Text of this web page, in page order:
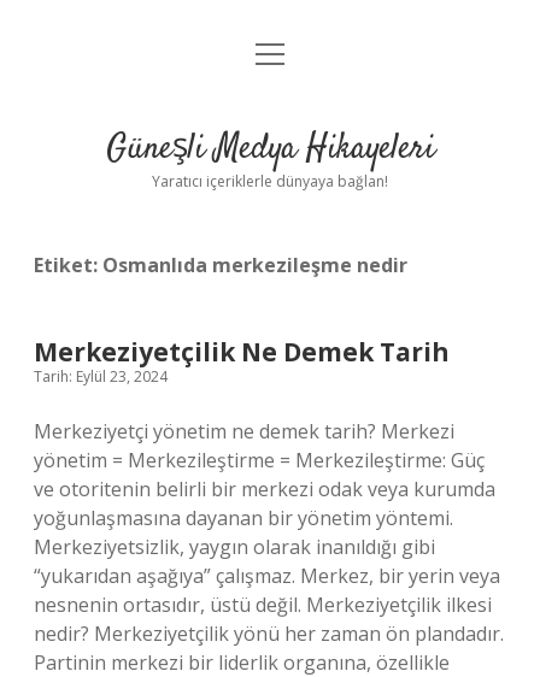
Anasayfa
Yasal Uyarı
menüyü
Güneşli Medya Hikayeleri
Yaratıcı içeriklerle dünyaya bağlan!
Etiket: Osmanlıda merkezileşme nedir
Merkeziyetçilik Ne Demek Tarih
Tarih: Eylül 23, 2024
Merkeziyetçi yönetim ne demek tarih? Merkezi
yönetim = Merkezileştirme = Merkezileştirme: Güç
ve otoritenin belirli bir merkezi odak veya kurumda
yoğunlaşmasına dayanan bir yönetim yöntemi.
Merkeziyetsizlik, yaygın olarak inanıldığı gibi
“yukarıdan aşağıya” çalışmaz. Merkez, bir yerin veya
nesnenin ortasıdır, üstü değil. Merkeziyetçilik ilkesi
nedir? Merkeziyetçilik yönü her zaman ön plandadır.
Partinin merkezi bir liderlik organına, özellikle